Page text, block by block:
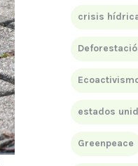
crisis
estados
Greenpeace